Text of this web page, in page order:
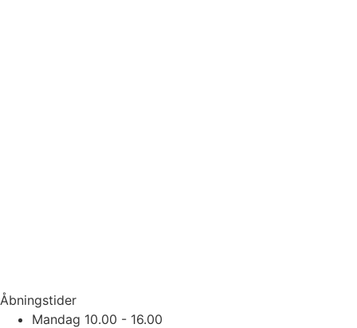
Åbningstider
Mandag 10.00 - 16.00